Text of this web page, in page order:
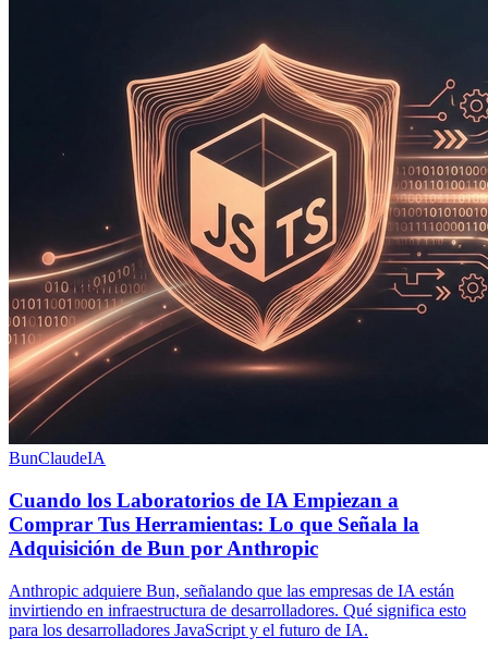
BunClaudeIA
Cuando los Laboratorios de IA Empiezan a
Comprar Tus Herramientas: Lo que Señala la
Adquisición de Bun por Anthropic
Anthropic adquiere Bun, señalando que las empresas de IA están
invirtiendo en infraestructura de desarrolladores. Qué significa esto
para los desarrolladores JavaScript y el futuro de IA.